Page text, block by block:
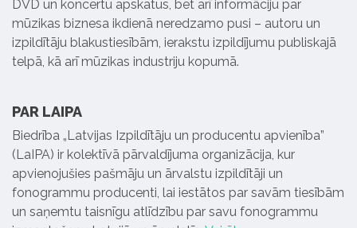
DVD un koncertu apskatus, bet arī informāciju par
mūzikas biznesa ikdienā neredzamo pusi – autoru un
izpildītāju blakustiesībām, ierakstu izpildījumu publiskajā
telpā, kā arī mūzikas industriju kopumā.
PAR LAIPA
Biedrība „Latvijas Izpildītāju un producentu apvienība”
(LaIPA) ir kolektīvā pārvaldījuma organizācija, kur
apvienojušies pašmāju un ārvalstu izpildītāji un
fonogrammu producenti, lai iestātos par savām tiesībām
un saņemtu taisnīgu atlīdzību par savu fonogrammu